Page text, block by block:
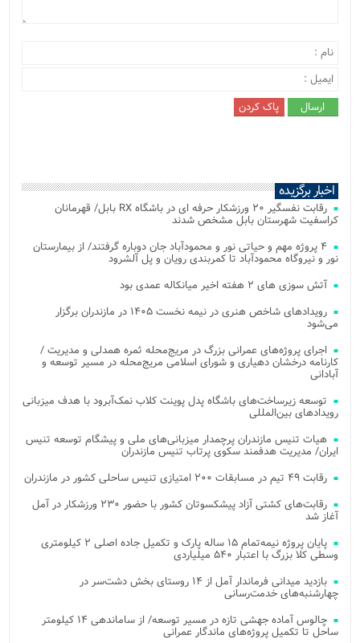
اخبار برگزیده
رقابت نفسگیر ۲۰ ورزشکار حرفه ای در باشگاه RX بابل/ قهرمانان
کراسفیت شهرستان بابل مشخص شدند
۴ پروژه مهم و حیاتی نور و محمودآباد جان دوباره گرفتند/ از بیمارستان
نور و نیروگاه محمودآباد تا کمربندی رویان و پل آلشرود
آتش‌ سوزی‌ های ۲ هفته اخیر میانکاله عمدی بود
رویدادهای شاخص هنری در نیمه نخست ۱۴۰۵ در مازندران برگزار
می‌شود
اجرای پروژه‌های عمرانی بزرگ در مریج‌محله ثمره همدلی و مدیریت /
کارنامه درخشان دهیاری و شورای اسلامی مریج‌محله در مسیر توسعه و
آبادانی
توسعه زیرساخت‌های باشگاه پدل پوینت کلاب نمک‌آبرود با هدف میزبانی
رویدادهای بین‌المللی
هیات تنیس مازندران پرچمدار میزبانی‌های ملی و پیشگام توسعه تنیس
ایران/ مدیریت هدفمند سکوی پرتاب تنیس مازندران
رقابت ۴۹ تیم در مسابقات ۲۰۰ امتیازی تنیس ساحلی کشور در مازندران
رقابت‌های کشتی آزاد پیشکسوتان کشور با حضور ۲۳۰ ورزشکار در آمل
آغاز شد
پایان پروژه نیمه‌تمام ۱۵ ساله پارک و تکمیل جاده اصلی ۲ کیلومتری
وسطی کلا بزرگ با اعتبار ۵۴۰ میلیاردی
بازدید میدانی فرماندار آمل از ۱۴ روستای بخش دشت‌سر در
چهارشنبه‌های خدمت‌رسانی
چالوس آماده جهشی تازه در مسیر توسعه/ از ساماندهی ۱۴ کیلومتر
ساحل تا تکمیل پروژه‌های ماندگار عمرانی